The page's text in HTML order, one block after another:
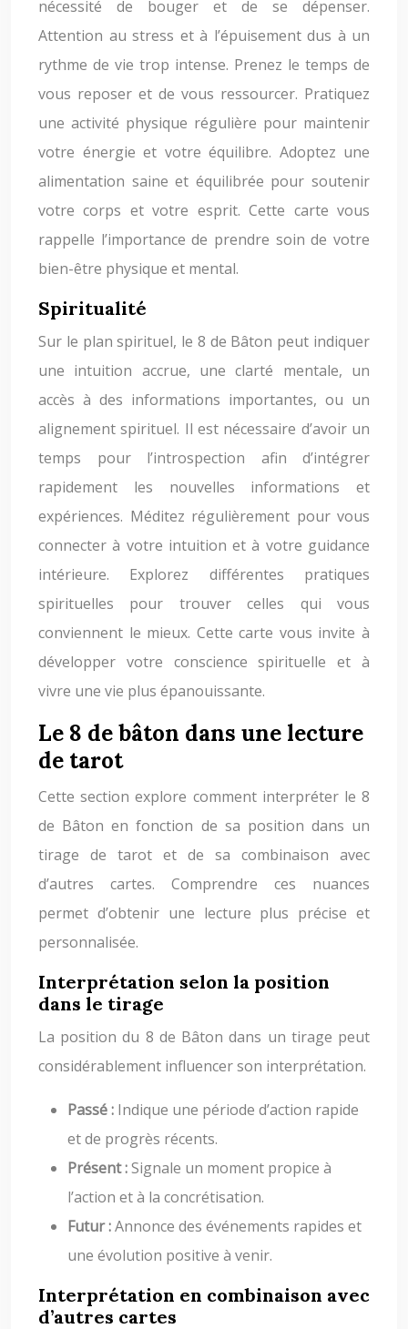
nécessité de bouger et de se dépenser.
Attention au stress et à l’épuisement dus à un
rythme de vie trop intense. Prenez le temps de
vous reposer et de vous ressourcer. Pratiquez
une activité physique régulière pour maintenir
votre énergie et votre équilibre. Adoptez une
alimentation saine et équilibrée pour soutenir
votre corps et votre esprit. Cette carte vous
rappelle l’importance de prendre soin de votre
bien-être physique et mental.
Spiritualité
Sur le plan spirituel, le 8 de Bâton peut indiquer
une intuition accrue, une clarté mentale, un
accès à des informations importantes, ou un
alignement spirituel. Il est nécessaire d’avoir un
temps pour l’introspection afin d’intégrer
rapidement les nouvelles informations et
expériences. Méditez régulièrement pour vous
connecter à votre intuition et à votre guidance
intérieure. Explorez différentes pratiques
spirituelles pour trouver celles qui vous
conviennent le mieux. Cette carte vous invite à
développer votre conscience spirituelle et à
vivre une vie plus épanouissante.
Le 8 de bâton dans une lecture
de tarot
Cette section explore comment interpréter le 8
de Bâton en fonction de sa position dans un
tirage de tarot et de sa combinaison avec
d’autres cartes. Comprendre ces nuances
permet d’obtenir une lecture plus précise et
personnalisée.
Interprétation selon la position
dans le tirage
La position du 8 de Bâton dans un tirage peut
considérablement influencer son interprétation.
Passé : Indique une période d’action rapide
et de progrès récents.
Présent :Signale un moment propice à
l’action et à la concrétisation.
Futur :Annonce des événements rapides et
une évolution positive à venir.
Interprétation en combinaison avec
d’autres cartes